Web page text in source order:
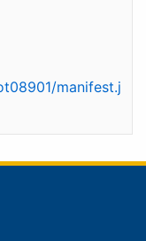
manifest.j